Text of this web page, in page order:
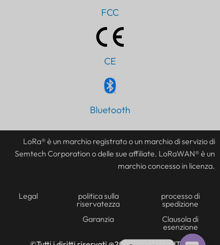
FCC
CE
Bluetooth
LoRa® è un marchio registrato o un marchio di servizio di
Semtech Corporation o delle sue affiliate. LoRaWAN® è un
marchio concesso in licenza.
Legal
politica sulla
riservatezza
Garanzia
processo di
spedizione
Clausola di
esenzione
EN
TH
FR
ES
JA
AR